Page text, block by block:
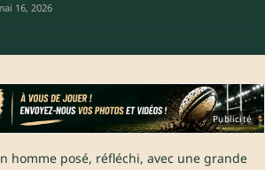
16, 2026
Publicité
homme posé, réfléchi, avec une grande